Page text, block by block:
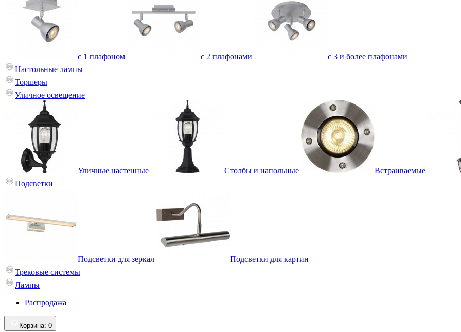
с 1 плафоном с 2 плафонами
с 3 и более плафонами
Настольные лампы
Торшеры
Уличное освещение
Уличные настенные Столбы и напольные Встраиваемые
Подсветки
Подсветки для зеркал
Подсветки для картин
Трековые системы
Лампы
Распродажа
Корзина: 0